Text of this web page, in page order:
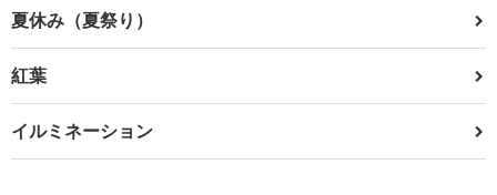
夏休み（夏祭り）
紅葉
イルミネーション